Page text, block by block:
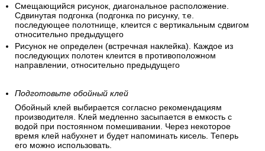
Смещающийся рисунок, диагональное расположение.
Сдвинутая подгонка (подгонка по рисунку, т.е.
последующее полотнище, клеится с вертикальным сдвигом
относительно предыдущего
Рисунок не определен (встречная наклейка). Каждое из
последующих полотен клеится в противоположном
направлении, относительно предыдущего
Подготовьте обойный клей
Обойный клей выбирается согласно рекомендациям
производителя. Клей медленно засыпается в емкость с
водой при постоянном помешивании. Через некоторое
время клей набухнет и будет напоминать кисель. Теперь
его можно использовать.